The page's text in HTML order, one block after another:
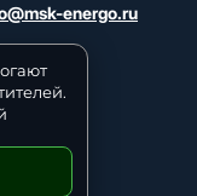
energo.ru